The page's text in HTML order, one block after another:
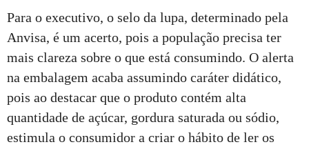
Para o executivo, o selo da lupa, determinado pela
Anvisa, é um acerto, pois a população precisa ter
mais clareza sobre o que está consumindo. O alerta
na embalagem acaba assumindo caráter didático,
pois ao destacar que o produto contém alta
quantidade de açúcar, gordura saturada ou sódio,
estimula o consumidor a criar o hábito de ler os